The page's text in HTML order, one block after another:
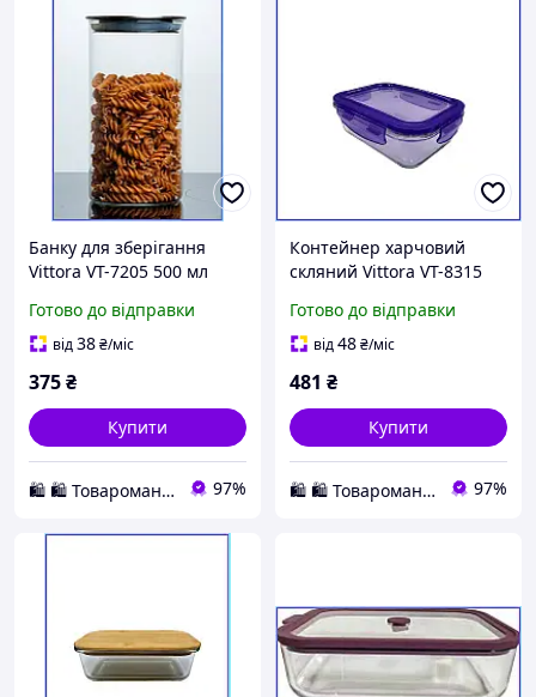
Банку для зберігання
Vittora VT-7205 500 мл
зі сталі для сипучих
продуктів 1100 мл, Для
використання, Унісекс
Готово до відправки
від38₴/міс
375₴
Купити
🛍️ 🛍️ Товароманія 🛍️ 🛍️ 97%
Контейнер харчовий
скляний Vittora VT-8315
пластиковою кришкою в
холодильник
Готово до відправки
від48₴/міс
481 ₴
Купити
🛍️ 🛍️ Товароманія 🛍️ 🛍️ 97%